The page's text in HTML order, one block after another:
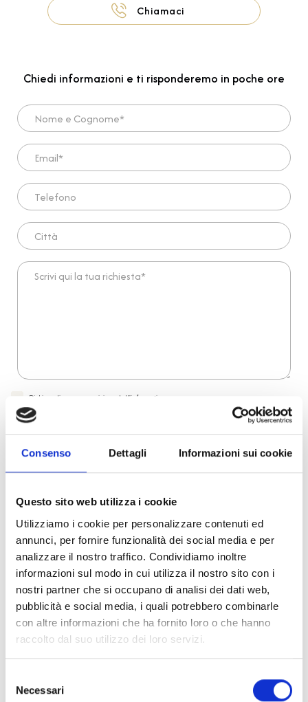
Consenso Dettagli Informazioni sui cookie
Questo sito web utilizza i cookie
Utilizziamo i cookie per personalizzare contenuti ed
annunci, per fornire funzionalità dei social media e per
analizzare il nostro traffico. Condividiamo inoltre
informazioni sul modo in cui utilizza il nostro sito con i
nostri partner che si occupano di analisi dei dati web,
pubblicità e social media, i quali potrebbero combinarle
con altre informazioni che ha fornito loro o che hanno
raccolto dal suo utilizzo dei loro servizi.
delNecessari
Chiamaci
Chiedi informazioni e ti risponderemo in poche ore
Nome e Cognome*
Email*
Telefono
Città
Scrivi qui la tua richiesta*
Dichiaro di aver preso visione dell'informativa
Desidero iscrivermi alla newsletter e
autorizzo al trattamento dei miei dati personali.
Invia richiesta
Specifiche Tecniche
Marchio
Bartorelli Italian Jewels
Collezione
Forever
Codice
BACO0073